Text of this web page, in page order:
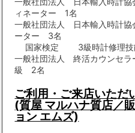
ィネーター 1名
一般社団法人 日本輸入時計
ーター 3名
国家検定 3級時計修理技
一般社団法人 終活カウンセ
級 2名
ご利用・ご来店いただ
(質屋 マルハナ質店／
ョン エムズ)